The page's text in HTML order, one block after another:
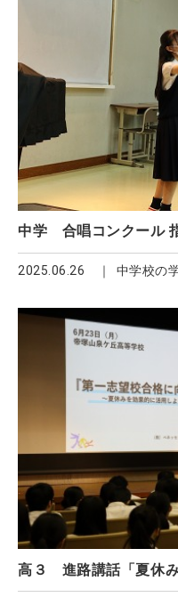
中学 合唱コンクール
2025.06.26 中学校の
高３ 進路講話「夏休み